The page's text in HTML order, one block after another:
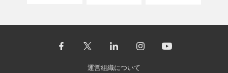
運営組織について